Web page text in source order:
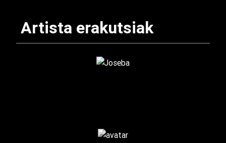
Artista erakutsiak